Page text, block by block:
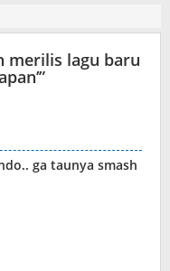
merilis lagu baru
”
ga taunya smash